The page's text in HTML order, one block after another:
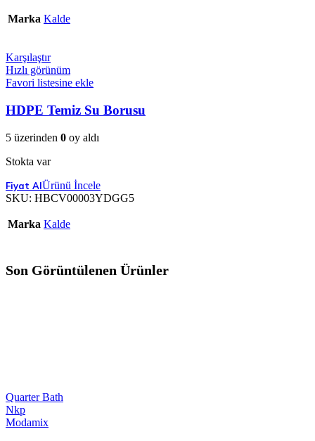
Marka Kalde
Karşılaştır
Hızlı görünüm
Favori listesine ekle
HDPE Temiz Su Borusu
5 üzerinden 0 oy aldı
Stokta var
Ürünü İncele
SKU: HBCV00003YDGG5
Marka Kalde
Son Görüntülenen Ürünler
Quarter Bath
Nkp
Modamix